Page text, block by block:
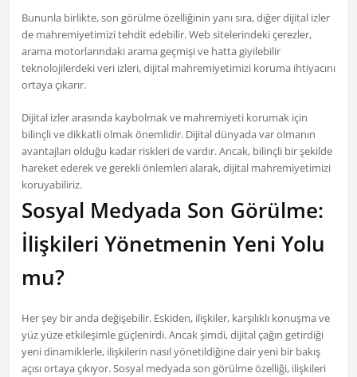
Bununla birlikte, son görülme özelliğinin yanı sıra, diğer dijital izler
de mahremiyetimizi tehdit edebilir. Web sitelerindeki çerezler,
arama motorlarındaki arama geçmişi ve hatta giyilebilir
teknolojilerdeki veri izleri, dijital mahremiyetimizi koruma ihtiyacını
ortaya çıkarır.
Dijital izler arasında kaybolmak ve mahremiyeti korumak için
bilinçli ve dikkatli olmak önemlidir. Dijital dünyada var olmanın
avantajları olduğu kadar riskleri de vardır. Ancak, bilinçli bir şekilde
hareket ederek ve gerekli önlemleri alarak, dijital mahremiyetimizi
koruyabiliriz.
Sosyal Medyada Son Görülme:
İlişkileri Yönetmenin Yeni Yolu
mu?
Her şey bir anda değişebilir. Eskiden, ilişkiler, karşılıklı konuşma ve
yüz yüze etkileşimle güçlenirdi. Ancak şimdi, dijital çağın getirdiği
yeni dinamiklerle, ilişkilerin nasıl yönetildiğine dair yeni bir bakış
açısı ortaya çıkıyor. Sosyal medyada son görülme özelliği, ilişkileri